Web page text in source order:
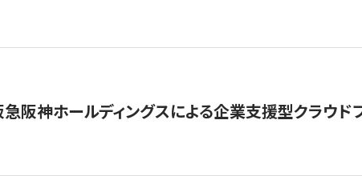
阪神ホールディングスによる企業支援型クラウド